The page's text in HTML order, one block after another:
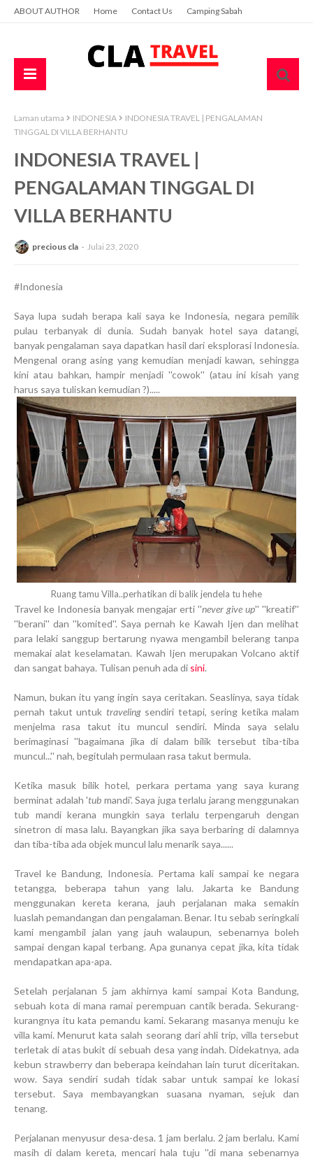
ABOUT AUTHOR Home Contact Us Camping Sabah
Laman utama INDONESIA
INDONESIA TRAVEL | PENGALAMAN
TINGGAL DI VILLA BERHANTU
INDONESIA TRAVEL |
PENGALAMAN TINGGAL DI
VILLA BERHANTU
precious cla Julai 23, 2020
#Indonesia
Saya lupa sudah berapa kali saya ke Indonesia, negara pemilik
pulau terbanyak di dunia. Sudah banyak hotel saya datangi,
banyak pengalaman saya dapatkan hasil dari eksplorasi Indonesia.
Mengenal orang asing yang kemudian menjadi kawan, sehingga
kini atau bahkan, hampir menjadi ''cowok'' (atau ini kisah yang
harus saya tuliskan kemudian ?).....
Ruang tamu Villa..perhatikan di balik jendela tu hehe
Travel ke Indonesia banyak mengajar erti ''never give up'' ''kreatif''
''berani'' dan ''komited''. Saya pernah ke Kawah Ijen dan melihat
para lelaki sanggup bertarung nyawa mengambil belerang tanpa
memakai alat keselamatan. Kawah Ijen merupakan Volcano aktif
dan sangat bahaya. Tulisan penuh ada di sini.
Namun, bukan itu yang ingin saya ceritakan. Seaslinya, saya tidak
pernah takut untuk travelingsendiri tetapi, sering ketika malam
menjelma rasa takut itu muncul sendiri. Minda saya selalu
berimaginasi ''bagaimana jika di dalam bilik tersebut tiba-tiba
muncul...'' nah, begitulah permulaan rasa takut bermula.
Ketika masuk bilik hotel, perkara pertama yang saya kurang
berminat adalah 'tub mandi'. Saya juga terlalu jarang menggunakan
tub mandi kerana mungkin saya terlalu terpengaruh dengan
sinetron di masa lalu. Bayangkan jika saya berbaring di dalamnya
dan tiba-tiba ada objek muncul lalu menarik saya......
Travel ke Bandung, Indonesia. Pertama kali sampai ke negara
tetangga, beberapa tahun yang lalu. Jakarta ke Bandung
menggunakan kereta kerana, jauh perjalanan maka semakin
luaslah pemandangan dan pengalaman. Benar. Itu sebab seringkali
kami mengambil jalan yang jauh walaupun, sebenarnya boleh
sampai dengan kapal terbang. Apa gunanya cepat jika, kita tidak
mendapatkan apa-apa.
Setelah perjalanan 5 jam akhirnya kami sampai Kota Bandung,
sebuah kota di mana ramai perempuan cantik berada. Sekurang-
kurangnya itu kata pemandu kami. Sekarang masanya menuju ke
villa kami. Menurut kata salah seorang dari ahli trip, villa tersebut
terletak di atas bukit di sebuah desa yang indah. Didekatnya, ada
kebun strawberry dan beberapa keindahan lain turut diceritakan.
wow. Saya sendiri sudah tidak sabar untuk sampai ke lokasi
tersebut. Saya membayangkan suasana nyaman, sejuk dan
tenang.
Perjalanan menyusur desa-desa. 1 jam berlalu. 2 jam berlalu. Kami
masih di dalam kereta, mencari hala tuju ''di mana sebenarnya